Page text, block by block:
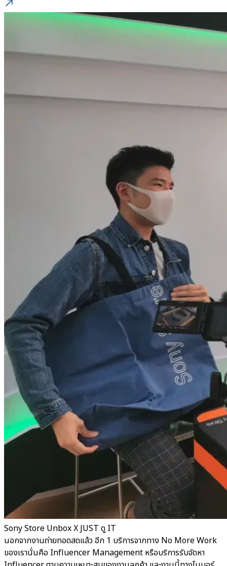
Sony Store Unbox X JUST ดู IT
นอกจากงานถ่ายทอดสดแล้ว อีก 1 บริการจากทาง No More Work
ของเรานั่นคือ Influencer Management หรือบริการรับจัดหา